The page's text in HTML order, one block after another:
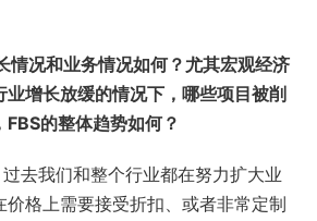
情况和业务情况如何？尤其宏观经济
增长放缓的情况下，哪些项目被削
的整体趋势如何？
去我们和整个行业都在努力扩大业
价格上需要接受折扣、或者非常定制